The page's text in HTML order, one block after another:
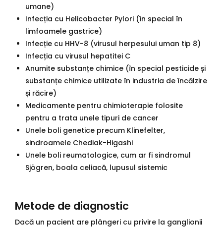
umane)
Infecția cu Helicobacter Pylori (în special în
limfoamele gastrice)
Infecție cu HHV-8 (virusul herpesului uman tip 8)
Infecția cu virusul hepatitei C
Anumite substanțe chimice (în special pesticide și
substanțe chimice utilizate în industria de încălzire
și răcire)
Medicamente pentru chimioterapie folosite
pentru a trata unele tipuri de cancer
Unele boli genetice precum Klinefelter,
sindroamele Chediak-Higashi
Unele boli reumatologice, cum ar fi sindromul
Sjögren, boala celiacă, lupusul sistemic
Metode de diagnostic
Dacă un pacient are plângeri cu privire la ganglionii